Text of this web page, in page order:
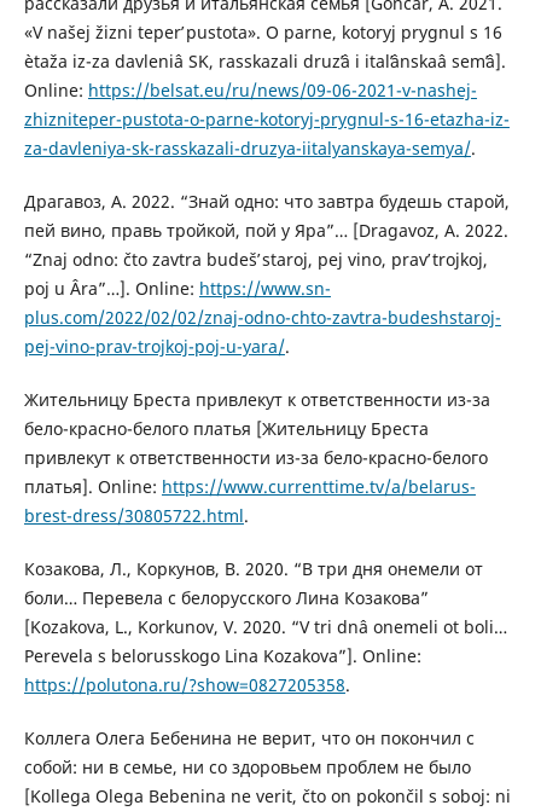
«V našej žizni teperʹ pustota». O parne, kotoryj prygnul s 16
ètaža iz-za davleniâ SK, rasskazali druzʹâ i italʹânskaâ semʹâ].
Online: https://belsat.eu/ru/news/09-06-2021-v-nashej-
zhizniteper-pustota-o-parne-kotoryj-prygnul-s-16-etazha-iz-
za-davleniya-sk-rasskazali-druzya-iitalyanskaya-semya/.
Драгавоз, А. 2022. “Знай одно: что завтра будешь старой,
пей вино, правь тройкой, пой у Яра”… [Dragavoz, A. 2022.
“Znaj odno: čto zavtra budešʹ staroj, pej vino, pravʹ trojkoj,
poj u Âra”…]. Online: https://www.sn-
plus.com/2022/02/02/znaj-odno-chto-zavtra-budeshstaroj-
pej-vino-prav-trojkoj-poj-u-yara/.
Жительницу Бреста привлекут к ответственности из-за
бело-красно-белого платья [Жительницу Бреста
привлекут к ответственности из-за бело-красно-белого
платья]. Online: https://www.currenttime.tv/a/belarus-
brest-dress/30805722.html.
Козакова, Л., Коркунов, В. 2020. “В три дня онемели от
боли… Перевела с белорусского Лина Козакова”
[Kozakova, L., Korkunov, V. 2020. “V tri dnâ onemeli ot boli…
Perevela s belorusskogo Lina Kozakova”]. Online:
https://polutona.ru/?show=0827205358.
Коллега Олега Бебенина не верит, что он покончил с
собой: ни в семье, ни со здоровьем проблем не было
[Kollega Olega Bebenina ne verit, čto on pokončil s soboj: ni